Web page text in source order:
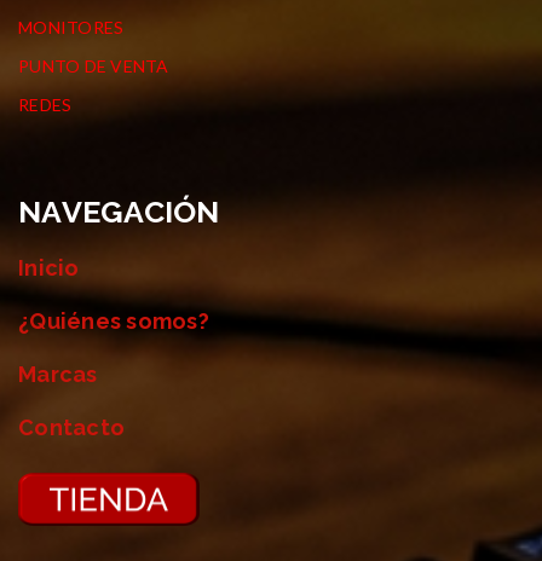
MONITORES
PUNTO DE VENTA
REDES
NAVEGACIÓN
Inicio
¿Quiénes somos?
Marcas
Contacto